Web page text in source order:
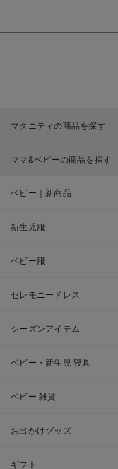
マタニティの商品を探す
ママ&ベビーの商品を探す
ベビー｜新商品
新生児服
ベビー服
セレモニードレス
シーズンアイテム
ベビー・新生児 寝具
ベビー 雑貨
お出かけグッズ
ギフト